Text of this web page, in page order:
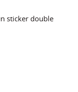
sticker double